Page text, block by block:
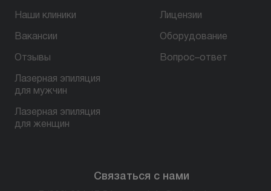
Наши клиники
Вакансии
Отзывы
Лазерная эпиляция
для мужчин
Лазерная эпиляция
для женщин
Лицензии
Оборудование
Вопрос–ответ
Связаться с нами